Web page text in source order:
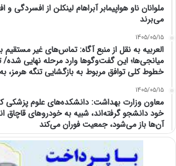
ملوانان ناو هواپیمابر آبراهام لینکلن از
می‌برند
1405/05/15
العربیه به نقل از منبع آگاه: تماس‌های غیر مستقیم
میانجی‌ها؛ این گفت‌و‌گو‌ها وارد مرحله نهایی
خطوط کلی توافق مربوط به بازگشایی تنگه هرمز،
1405/05/15
معاون وزارت بهداشت: دانشکده‌های علوم پزشکی
خود دانشجو گرفته‌اند، شبیه به خودرو‌های قاچاق
آن‌ها باز می‌شود، جمعیت فوران می‌کند